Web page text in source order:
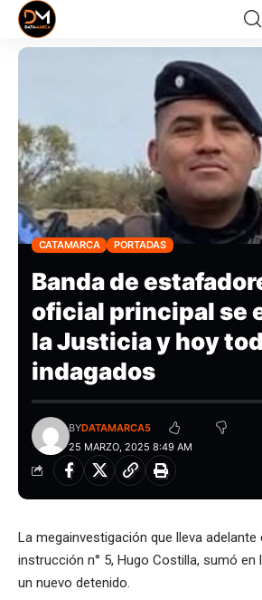
CATAMARCA PORTADAS
Banda de
oficial principal se
la Justicia y hoy
indagados
25 MARZO, 2025 8:49 AM
BYDATAMARCA5
La megainvestigación que lleva adelante
instrucción n° 5, Hugo Costilla, sumó
un nuevo detenido.